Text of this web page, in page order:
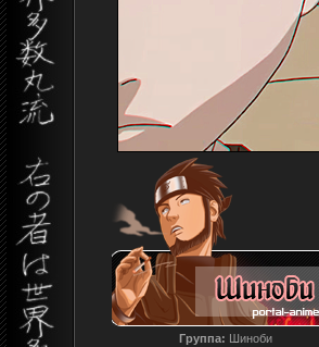
Группа: Шиноби